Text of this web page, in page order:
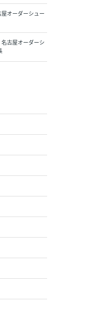
オーダーシュー
古屋オーダーシ